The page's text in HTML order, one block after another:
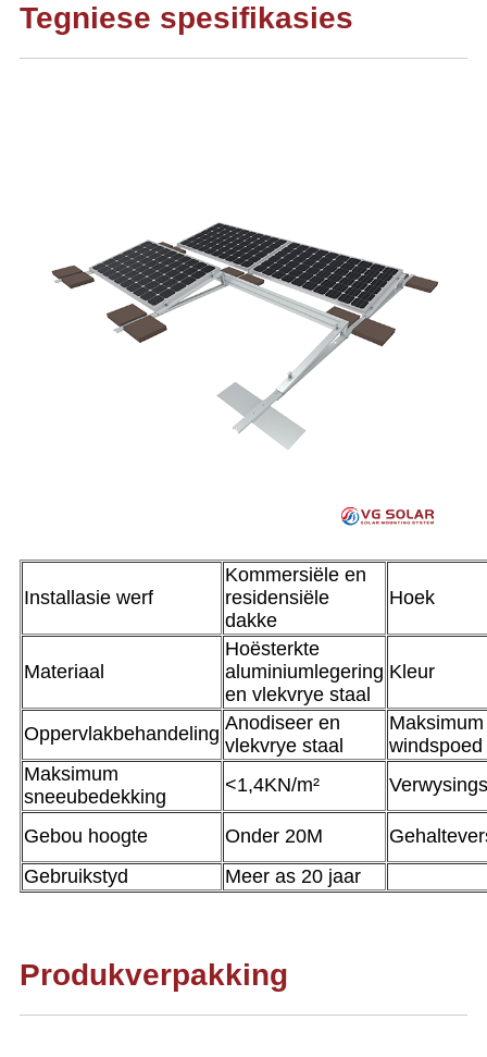
Tegniese spesifikasies
Installasie werf
Kommersiële en
residensiële
dakke
Hoek
Materiaal
Hoësterkte
aluminiumlegering
en vlekvrye staal
Kleur
Oppervlakbehandeling Anodiseer en
vlekvrye staal
Maksimum
windspoed
Maksimum
sneeubedekking
<1,4KN/m²
Gebou hoogte Onder 20M
Gebruikstyd
Meer as 20 jaar
Produkverpakking